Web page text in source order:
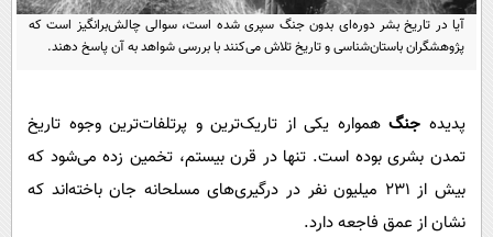
باشگاه مغز
اقتصاد
فناوری
عصر ایران 2
خواندنی ها و دیدنی ها
روانشناسی
آموزش زبان
آیا در تاریخ بشر دوره‌ای بدون جنگ سپری شده است، سوالی چالش‌برانگیز است که
پژوهشگران باستان‌شناسی و تاریخ تلاش می‌کنند با بررسی شواهد به آن پاسخ دهند.
پدیده جنگهمواره یکی از تاریک‌ترین و پرتلفات‌ترین وجوه تاریخ
تمدن بشری بوده است. تنها در قرن بیستم، تخمین زده می‌شود که
بیش از ۲۳۱ میلیون نفر در درگیری‌های مسلحانه جان باخته‌اند که
نشان از عمق فاجعه دارد.